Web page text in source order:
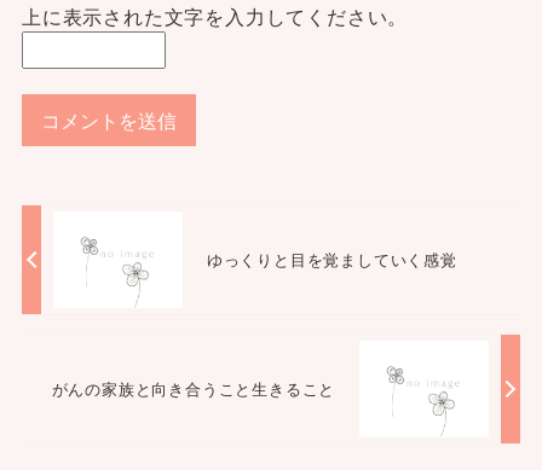
上に表示された文字を入力してください。
ゆっくりと目を覚ましていく感覚
がんの家族と向き合うこと生きること